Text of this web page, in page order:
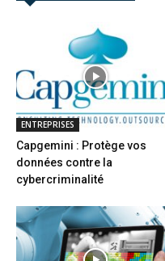
ENTREPRISES
Capgemini : Protège vos
données contre la
cybercriminalité